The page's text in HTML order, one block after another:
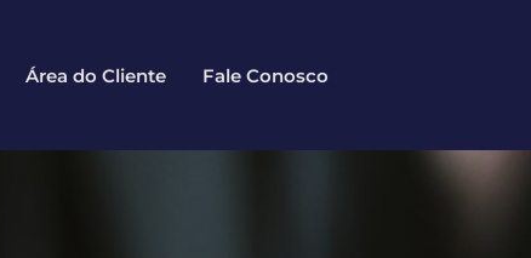
Área do Cliente Fale Conosco